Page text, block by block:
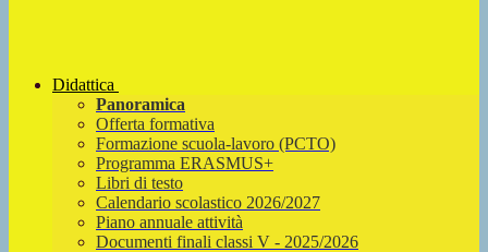
Didattica
Panoramica
Offerta formativa
Formazione scuola-lavoro (PCTO)
Programma ERASMUS+
Libri di testo
Calendario scolastico 2026/2027
Piano annuale attività
Documenti finali classi V - 2025/2026